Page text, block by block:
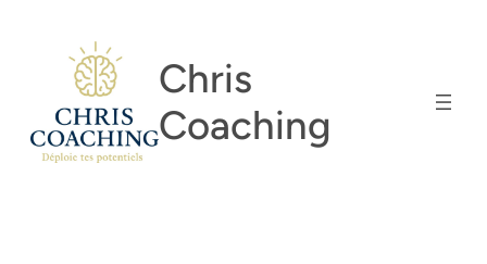
Chris
Coaching